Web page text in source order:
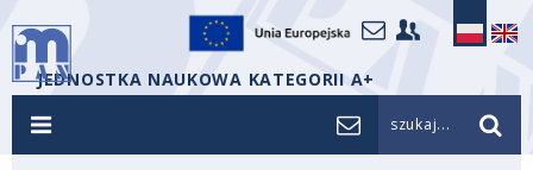
JEDNOSTKA NAUKOWA KATEGORII A+
szukaj...